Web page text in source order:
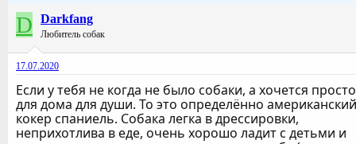
D Darkfang
Любитель собак
17.07.2020
Если у тебя не когда не было собаки, а хочется просто
для дома для души. То это определённо американский
кокер спаниель. Собака легка в дрессировки,
неприхотлива в еде, очень хорошо ладит с детьми и